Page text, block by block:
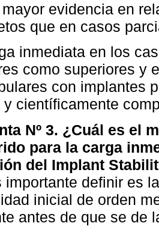
evidencia en
que en casos
inmediata en los
como superiores y
con implantes
científicamente
Nº 3. ¿Cuál es el
para la carga
del Implant
importante definir es
inicial de orden
antes de que se de